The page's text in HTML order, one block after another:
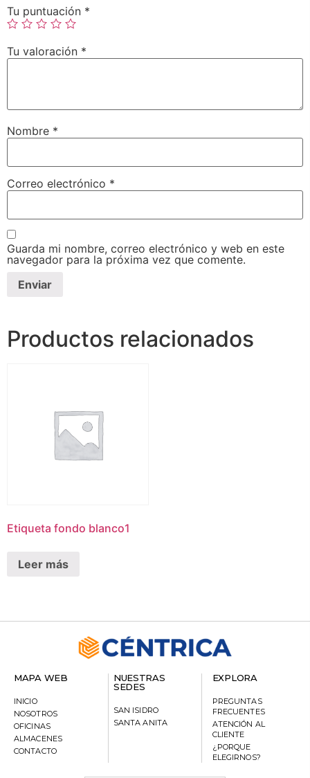
Tu puntuación *
Tu valoración *
Nombre *
Correo electrónico *
Guarda mi nombre, correo electrónico y web en este
navegador para la próxima vez que comente.
Productos relacionados
Etiqueta fondo blanco1
Leer más
MAPA WEB
INICIO
NOSOTROS
OFICINAS
ALMACENES
CONTACTO
NUESTRAS
SEDES
SAN ISIDRO
SANTA ANITA
EXPLORA
PREGUNTAS
FRECUENTES
ATENCIÓN AL
CLIENTE
¿PORQUE
ELEGIRNOS?